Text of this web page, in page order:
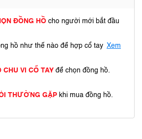
ĐỒNG HỒ cho người mới bắt đầu
hồ như thế nào để hợp cổ tay Xem
CHU VI CỔ TAY để chọn đồng hồ.
THƯỜNG GẶP khi mua đồng hồ.